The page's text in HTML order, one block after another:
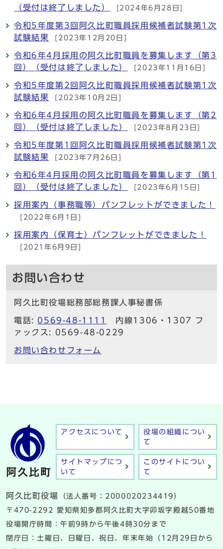
（受付は終了しました）
[2024年6月28日]
令和5年度第3回阿久比町職員採用候補者試験第1次
試験結果
[2023年12月20日]
令和6年4月採用の阿久比町職員を募集します（第3
回）（受付は終了しました）
[2023年11月16日]
令和5年度第2回阿久比町職員採用候補者試験第1次
試験結果
[2023年10月2日]
令和6年4月採用の阿久比町職員を募集します（第2
回）（受付は終了しました）
[2023年8月23日]
令和5年度第1回阿久比町職員採用候補者試験第1次
試験結果
[2023年7月26日]
令和6年4月採用の阿久比町職員を募集します（第1
回）（受付は終了しました）
[2023年6月15日]
採用案内（事務職等）パンフレットができました！
[2022年6月1日]
採用案内（保育士）パンフレットができました！
[2021年6月9日]
お問い合わせ
阿久比町役場総務部総務課人事秘書係
電話: 0569-48-1111
内線1306・1307 フ
ァックス: 0569-48-0229
お問い合わせフォーム
アクセスについて
役場の組織につい
て
サイトマップにつ
いて
このサイトについ
て
阿久比町役場
（法人番号：2000020234419）
〒470-2292 愛知県知多郡阿久比町大字卯坂字殿越50番地
役場開庁時間：午前9時から午後4時30分まで
閉庁日：土曜日、日曜日、祝日、年末年始（12月29日から